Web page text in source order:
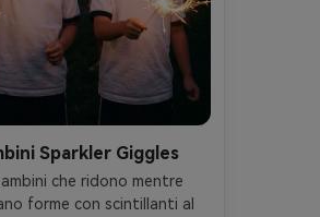
Sparkler Giggles
che ridono mentre
forme con scintillanti al